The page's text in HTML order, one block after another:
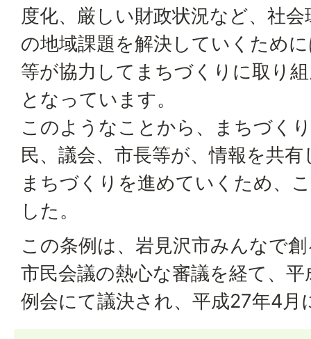
度化、厳しい財政状況など、社
の地域課題を解決していくため
等が協力してまちづくりに取り
となっています。
このようなことから、まちづく
民、議会、市長等が、情報を共
まちづくりを進めていくため、
した。
この条例は、岩見沢市みんなで
市民会議の熱心な審議を経て、
例会にて議決され、平成27年4月